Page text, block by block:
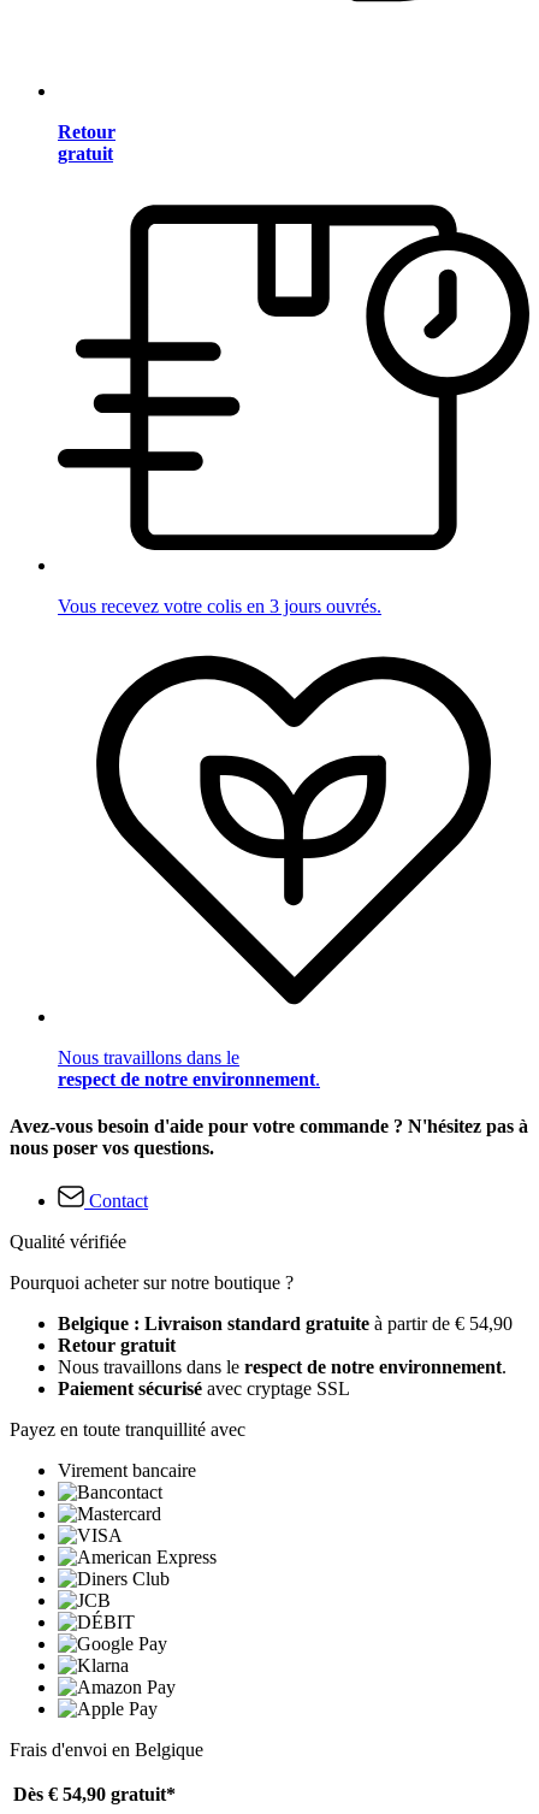
Retour
gratuit
Vous recevez votre colis en 3 jours ouvrés.
Nous travaillons dans le
respect de notre environnement.
Avez-vous besoin d'aide pour votre commande ? N'hésitez pas à
nous poser vos questions.
Contact
Qualité vérifiée
Pourquoi acheter sur notre boutique ?
Belgique : Livraison standard gratuite à partir de € 54,90
Retour gratuit
Nous travaillons dans le respect de notre environnement.
Paiement sécurisé avec cryptage SSL
Payez en toute tranquillité avec
Virement bancaire
Frais d'envoi en Belgique
Dès € 54,90 gratuit*